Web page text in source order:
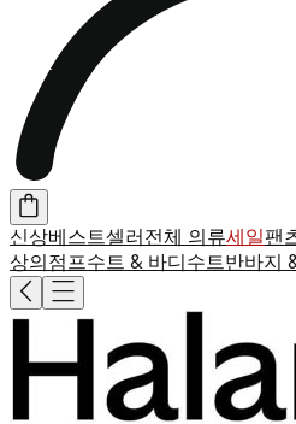
신상베스트셀러 전체 의류세일팬
상의 점프수트 & 바디수트반바지